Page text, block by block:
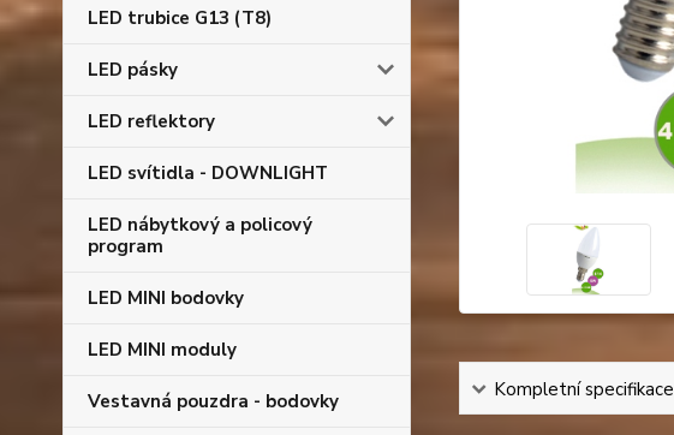
LED trubice G13 (T8)
LED pásky
LED reflektory
LED svítidla - DOWNLIGHT
LED nábytkový a policový
program
LED MINI bodovky
LED MINI moduly
Vestavná pouzdra - bodovky Kompletní specifikace